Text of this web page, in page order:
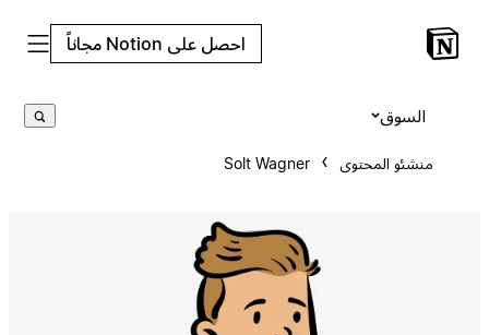
احصل على Notion مجاناً
منشئو المحتوى Solt Wagner